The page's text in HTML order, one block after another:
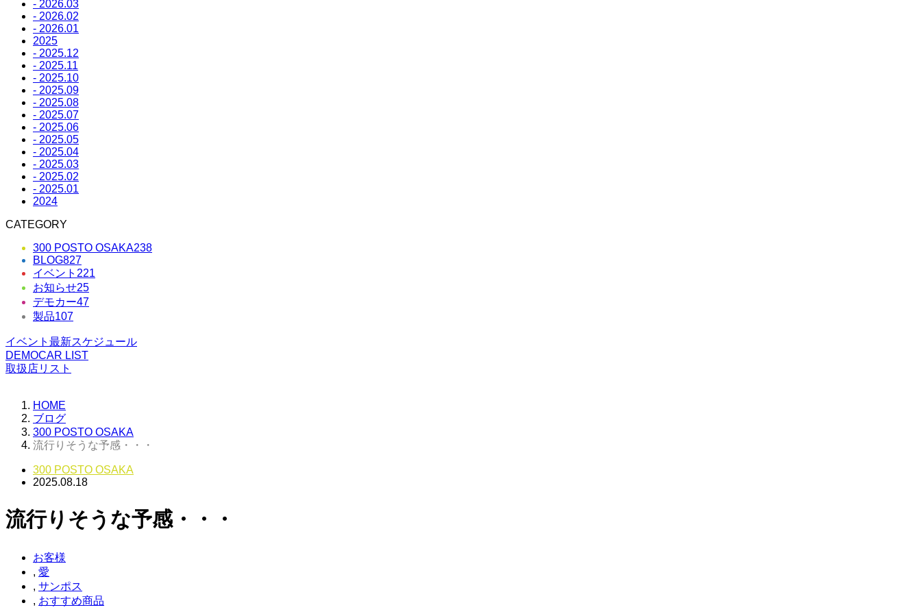
- 2026.03
- 2026.02
- 2026.01
2025
- 2025.12
- 2025.11
- 2025.10
- 2025.09
- 2025.08
- 2025.07
- 2025.06
- 2025.05
- 2025.04
- 2025.03
- 2025.02
- 2025.01
2024
CATEGORY
300 POSTO OSAKA238
BLOG827
イベント 221
お知らせ25
デモカー47
製品107
イベント最新スケジュール
DEMOCAR LIST
取扱店リスト
HOME
ブログ
300 POSTO OSAKA
流行りそうな予感・・・
300 POSTO OSAKA
2025.08.18
流行りそうな予感・・・
お客様
, 愛
, サンポス
, おすすめ商品